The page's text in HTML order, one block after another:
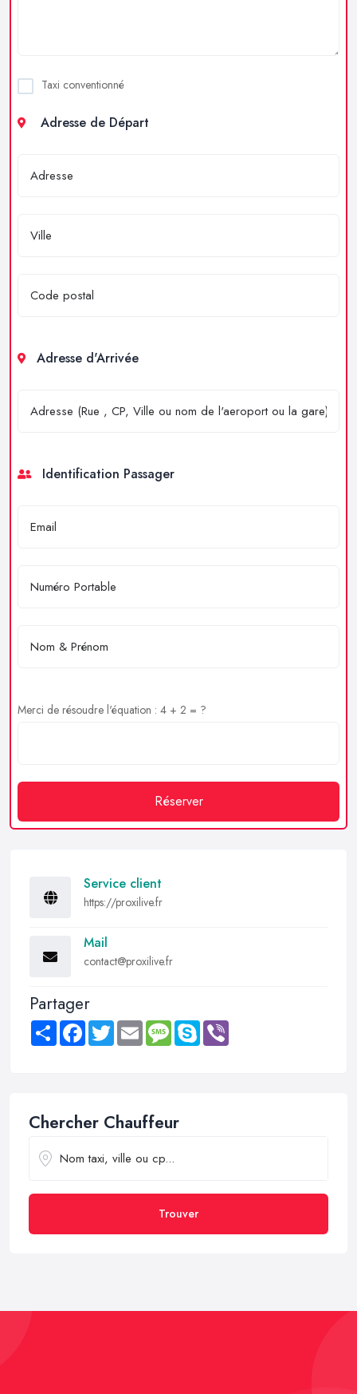
Taxi conventionné
Adresse de Départ
Adresse d'Arrivée
Identification Passager
Merci de résoudre l'équation : 4 + 2 = ?
Réserver
Service client
https://proxilive.fr
Mail
contact@proxilive.fr
Partager
Share FacebookTwitter Email MessageSkype
Chercher Chauffeur
Trouver